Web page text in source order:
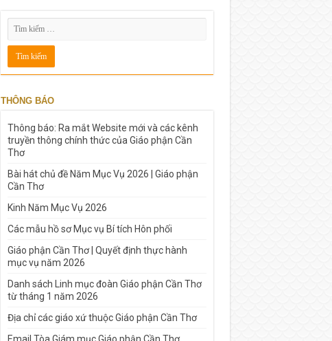
THÔNG BÁO
Thông báo: Ra mắt Website mới và các kênh
truyền thông chính thức của Giáo phận Cần
Thơ
Bài hát chủ đề Năm Mục Vụ 2026 | Giáo phận
Cần Thơ
Kinh Năm Mục Vụ 2026
Các mẫu hồ sơ Mục vụ Bí tích Hôn phối
Giáo phận Cần Thơ | Quyết định thực hành
mục vụ năm 2026
Danh sách Linh mục đoàn Giáo phận Cần Thơ
từ tháng 1 năm 2026
Địa chỉ các giáo xứ thuộc Giáo phận Cần Thơ